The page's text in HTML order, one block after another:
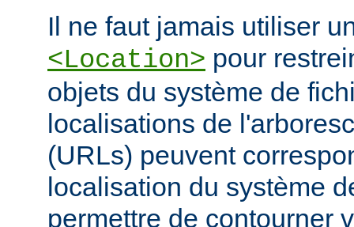
Il ne faut jamais utiliser
<Location> pour
objets du système de
localisations de
(URLs) peuvent
localisation du système
permettre de contourner